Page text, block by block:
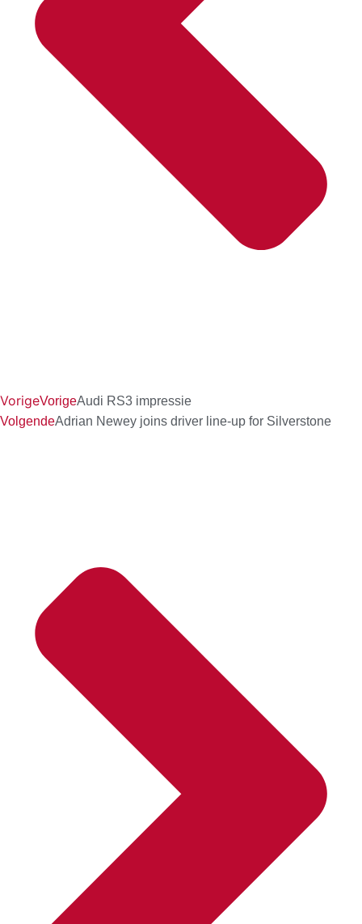
VorigeVorigeAudi RS3 impressie
VolgendeAdrian Newey joins driver line-up for Silverstone